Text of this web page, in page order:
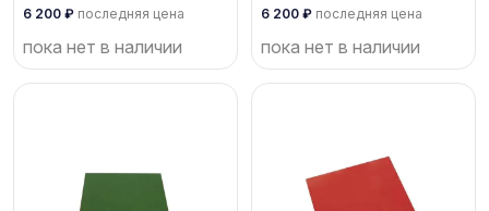
1/1
6 200 ₽ последняя цена
пока нет в наличии
1/1
6 200 ₽ последняя цена
пока нет в наличии